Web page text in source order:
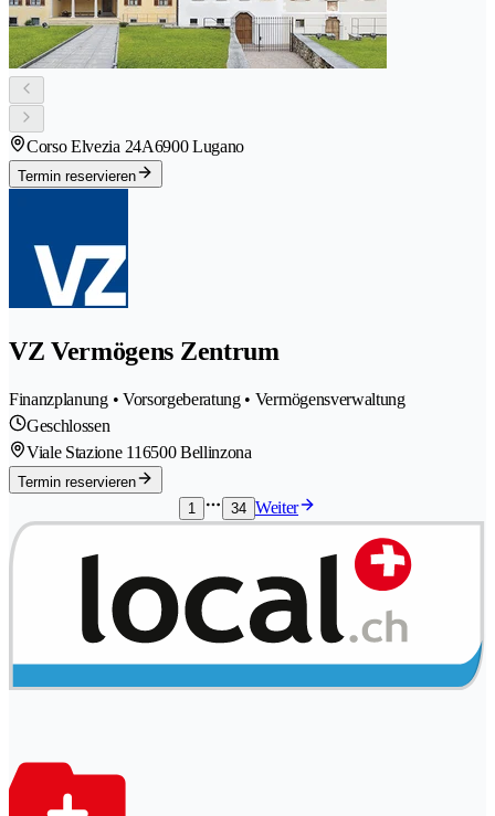
Corso Elvezia 24A6900 Lugano
Termin reservieren
VZ Vermögens Zentrum
Finanzplanung • Vorsorgeberatung • Vermögensverwaltung
Geschlossen
Viale Stazione 116500 Bellinzona
Termin reservieren
1
34 Weiter